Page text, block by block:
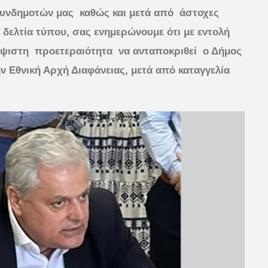
μας καθώς και μετά από άστοχες
δελτία τύπου, σας ενημερώνουμε ότι με εντολή
προετεραιότητα να ανταποκριθεί ο Δήμος
Εθνική Αρχή Διαφάνειας, μετά από καταγγελία